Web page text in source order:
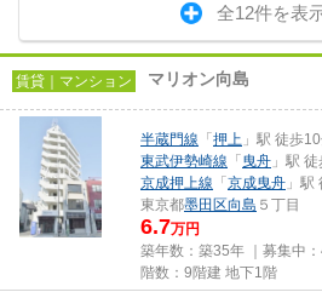
全12件を表
賃貸｜マンション マリオン向島
半蔵門線 「 押上 」駅 徒歩
東武伊勢崎線 「 曳舟 」駅
京成押上線 「 京成曳舟 」駅
東京都墨田区向島 ５丁目
6.7万円
築年数：築35年 ｜募集中：
階数：9階建 地下1階